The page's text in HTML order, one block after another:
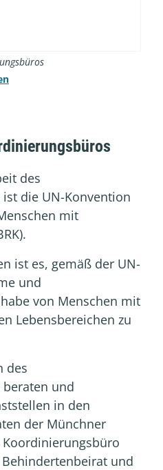
des
die UN-Konvention
mit
ist es, gemäß der UN-
und
von Menschen mit
Lebensbereichen zu
des
und
in den
der Münchner
und